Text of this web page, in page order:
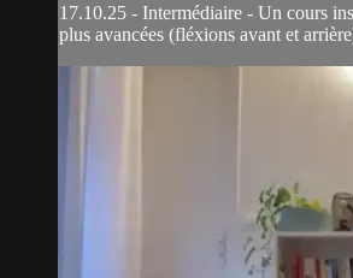
17.10.25 - Intermédiaire - Un cours
plus avancées (fléxions avant et